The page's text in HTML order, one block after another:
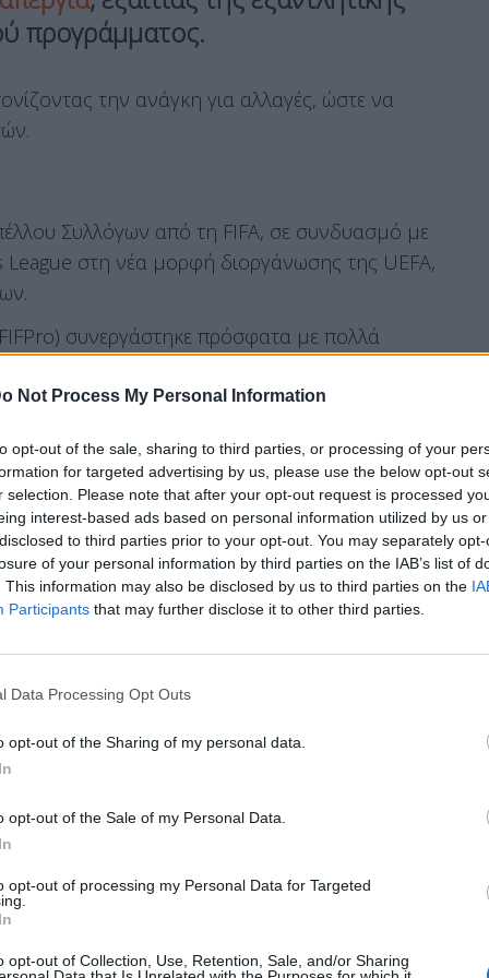
Not Process My Personal Information
opt-out of the sale, sharing to third parties, or processing of your
for targeted advertising by us, please use the below opt-out
selection. Please note that after your opt-out request is processed
interest-based ads based on personal information utilized by us
to third parties prior to your opt-out. You may separately
of your personal information by third parties on the IAB’s list of
This information may also be disclosed by us to third parties on the
Participants that may further disclose it to other third parties.
Data Processing Opt Outs
opt-out of the Sharing of my personal data.
opt-out of the Sale of my Personal Data.
opt-out of processing my Personal Data for Targeted
opt-out of Collection, Use, Retention, Sale, and/or Sharing
προγράμματος.
την ανάγκη για αλλαγές, ώστε να
Συλλόγων από τη FIFA, σε συνδυασμό με
στη νέα μορφή διοργάνωσης της UEFA,
συνεργάστηκε πρόσφατα με πολλά
της Ένωσης Επαγγελματιών
δύο νομικές ενέργειες κατά της
το επόμενο καλοκαίρι.
ο 25χρονος Κουντέ ενόψει του αγώνα της
Μονακό. «Το ημερολόγιο γίνεται
αγώνες και λιγότερο χρόνο. Το λέμε εδώ
Ούτε οι παίκτες ούτε οι προπονητές
απεργία, γιατί είναι ο μόνος τρόπος για
όλο και περισσότερα ρίσκα,
υπάρχει λιγότερος χρόνος άδειας. Τώρα, με
περίπου τους 70 αγώνες ανά σεζόν,
των ποδοσφαιριστών κατέληξε στο
να είναι η «χειρότερη», όσον αφορά τον